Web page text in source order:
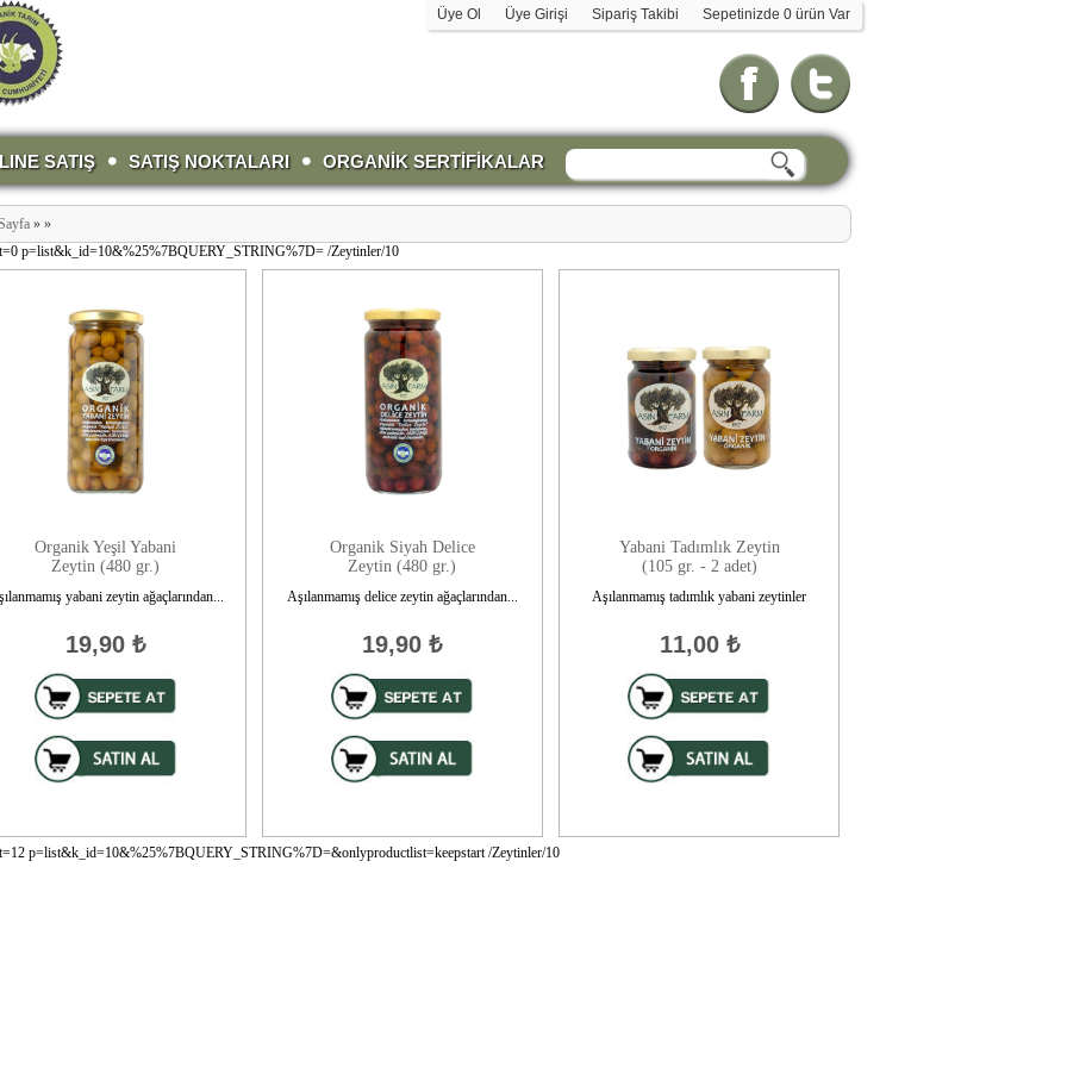
Üye Ol Üye Girişi Sipariş Takibi Sepetinizde 0 ürün Var
SATIŞ SATIŞ NOKTALARI ORGANİK SERTİFİKALAR
» »
p=list&k_id=10&%25%7BQUERY_STRING%7D= /Zeytinler/10
Organik Yeşil Yabani
Zeytin (480 gr.)
yabani zeytin ağaçlarından...
19,90 ₺
Organik Siyah Delice
Zeytin (480 gr.)
Aşılanmamış delice zeytin ağaçlarından...
19,90 ₺
Yabani Tadımlık Zeytin
(105 gr. - 2 adet)
Aşılanmamış tadımlık yabani zeytinler
11,00₺
p=list&k_id=10&%25%7BQUERY_STRING%7D=&onlyproductlist=keepstart /Zeytinler/10